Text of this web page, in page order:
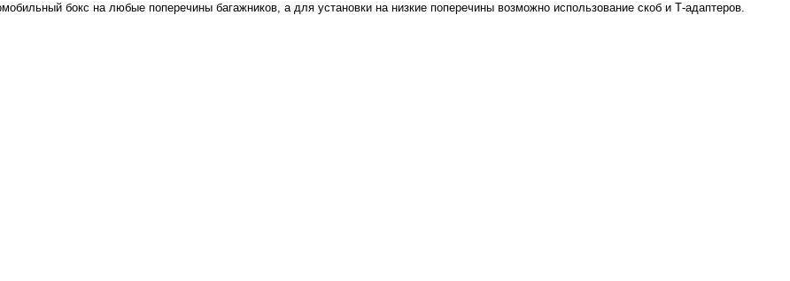
бокс на любые поперечины багажников, а для установки на низкие поперечины возможно использование скоб и Т-адаптеров.